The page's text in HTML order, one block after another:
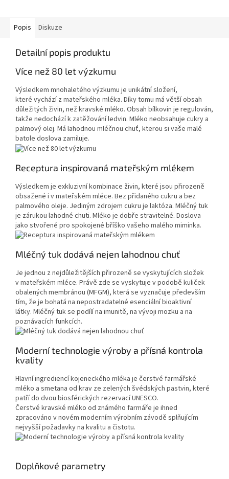
Popis Diskuze
Detailní popis produktu
Více než 80 let výzkumu
Výsledkem mnohaletého výzkumu je unikátní složení,
které vychází z mateřského mléka. Díky tomu má větší obsah
důležitých živin, než kravské mléko. Obsah bílkovin je regulován,
takže nedochází k zatěžování ledvin. Mléko neobsahuje cukry a
palmový olej. Má lahodnou mléčnou chuť, kterou si vaše malé
batole doslova zamiluje.
Receptura inspirovaná mateřským mlékem
Výsledkem je exkluzivní kombinace živin, které jsou přirozeně
obsažené i v mateřském mléce. Bez přidaného cukru a bez
palmového oleje. Jediným zdrojem cukru je laktóza. Mléčný tuk
je zárukou lahodné chuti. Mléko je dobře stravitelné. Doslova
jako stvořené pro spokojené bříško vašeho malého miminka.
Mléčný tuk dodává nejen lahodnou chuť
Je jednou z nejdůležitějších přirozeně se vyskytujících složek
v mateřském mléce. Právě zde se vyskytuje v podobě kuliček
obalených membránou (MFGM), která se vyznačuje především
tím, že je bohatá na nepostradatelné esenciální bioaktivní
látky. Mléčný tuk se podílí na imunitě, na vývoji mozku a na
poznávacích funkcích.
Moderní technologie výroby a přísná kontrola
kvality
Hlavní ingrediencí kojeneckého mléka je čerstvé farmářské
mléko a smetana od krav ze zelených švédských pastvin, které
patří do dvou biosférických rezervací UNESCO.
Čerstvé kravské mléko od známého farmáře je ihned
zpracováno v novém moderním výrobním závodě splňujícím
nejvyšší požadavky na kvalitu a čistotu.
Doplňkové parametry